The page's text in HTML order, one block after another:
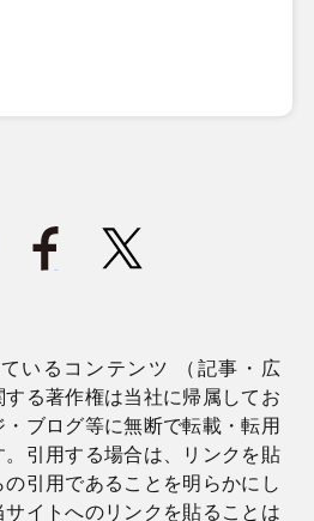
いるコンテンツ （記事・広
る著作権は当社に帰属してお
ブログ等に無断で転載・転用
引用する場合は、リンクを貼
引用であることを明らかにし
イトへのリンクを貼ることは